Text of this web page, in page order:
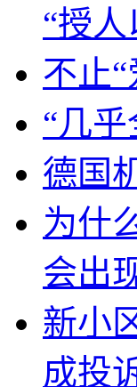
“授人
不止
“几
德国
为什
会出
新小
成投